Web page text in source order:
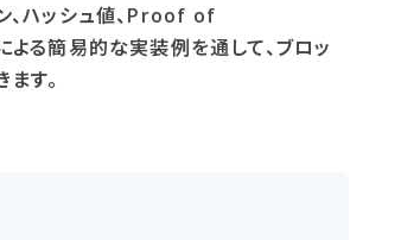
、ハッシュ値、Proof of
る簡易的な実装例を通して、ブロッ
す。